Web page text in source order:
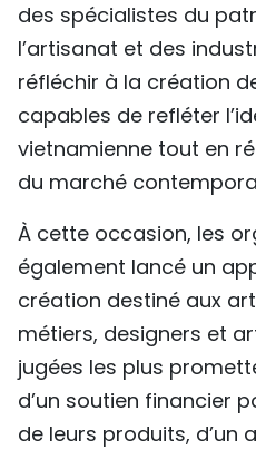
des spécialistes du
l’artisanat et des
réfléchir à la création
capables de refléter
vietnamienne tout en
du marché
À cette occasion, les
également lancé un
création destiné aux
métiers, designers et
jugées les plus
d’un soutien financier
de leurs produits, d’un